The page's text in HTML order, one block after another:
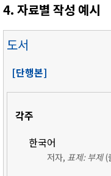
4. 자료별 작성 예시
도서
[단행본]
각주
한국어
저자, 표제: 부제(